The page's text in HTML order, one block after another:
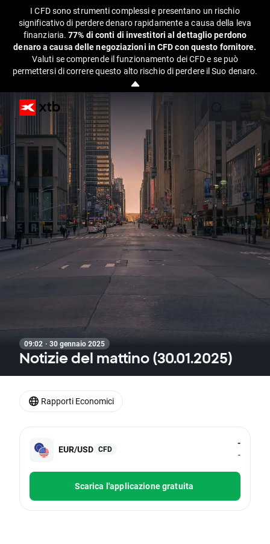
I CFD sono strumenti complessi e presentano un rischio
significativo di perdere denaro rapidamente a causa della leva
finanziaria.77% di conti di investitori al dettaglio perdono
denaro a causa delle negoziazioni in CFD con questo fornitore.
Valuti se comprende il funzionamento dei CFD e se può
permettersi di correre questo alto rischio di perdere il Suo denaro.
09:02 · 30 gennaio 2025
Notizie del mattino (30.01.2025)
EUR/USD CFD
-
-
Scarica l'applicazione gratuita
Rapporti Economici